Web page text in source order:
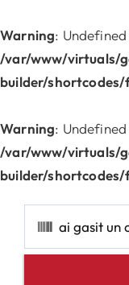
to
content
Warning:
/var/www/virtuals/
builder/
Warning:
/var/www/virtuals/
builder/